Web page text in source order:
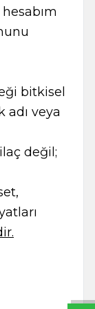
bitkisel
adı veya
değil;